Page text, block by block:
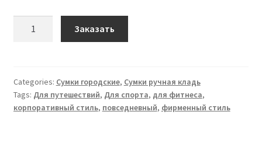
коричневая
quantity
Заказать
Categories: Сумки городские, Сумки ручная кладь
Tags: Для путешествий, Для спорта, для фитнеса,
корпоративный стиль, повседневный, фирменный стиль